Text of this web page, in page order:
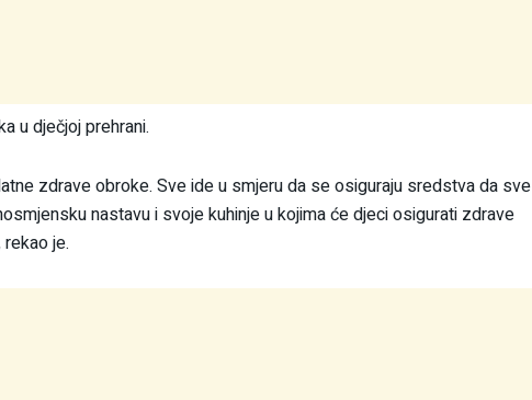
u dječjoj prehrani.
zdrave obroke. Sve ide u smjeru da se osiguraju sredstva da sve
nastavu i svoje kuhinje u kojima će djeci osigurati zdrave
je.